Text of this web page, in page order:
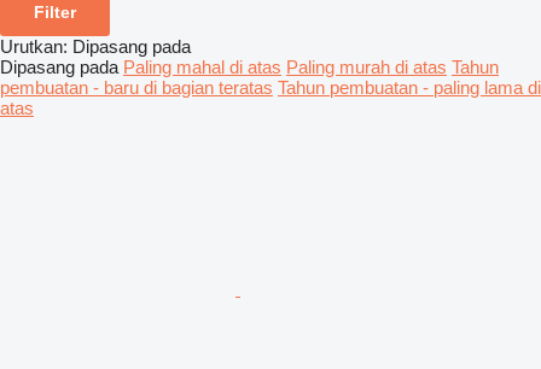
Filter
Urutkan: Dipasang pada
Dipasang pada Paling mahal di atas Paling murah di atas Tahun
pembuatan - baru di bagian teratas Tahun pembuatan - paling lama di
atas